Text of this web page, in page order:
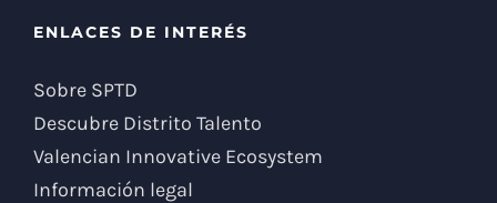
ENLACES DE INTERÉS
Sobre SPTD
Descubre Distrito Talento
Valencian Innovative Ecosystem
Información legal